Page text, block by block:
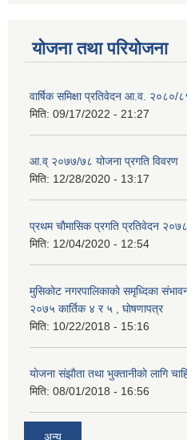
योजना तथा परियोजना
वार्षिक समिक्षा प्रतिवेदन आ.व. २०८०/
मिति: 09/17/2022 - 21:27
आ.व् २०७७/७८ योजना प्रगति विवरण
मिति: 12/28/2020 - 13:17
प्रथम चाैमासिक प्रगति प्रतिवेदन २०७८
मिति: 12/04/2020 - 12:54
मुसिकाेट नगरपालिकाकाे समृध्दिका
२०७५ कार्तिक ४ र ५ , घाेषणापत्र
मिति: 10/22/2018 - 15:16
याेजना संझाैता तथा भुक्तानीकाे लागि
मिति: 08/01/2018 - 16:56
अन्य